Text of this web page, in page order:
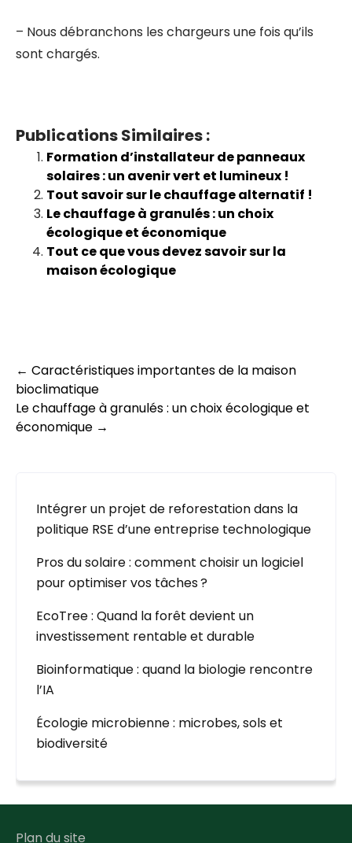
– Nous débranchons les chargeurs une fois qu’ils
sont chargés.
Publications Similaires :
Formation d’installateur de panneaux
solaires : un avenir vert et lumineux !
Tout savoir sur le chauffage alternatif !
Le chauffage à granulés : un choix
écologique et économique
Tout ce que vous devez savoir sur la
maison écologique
Post
navigation
← Caractéristiques importantes de la maison
bioclimatique
Le chauffage à granulés : un choix écologique et
économique →
Intégrer un projet de reforestation dans la
politique RSE d’une entreprise technologique
Pros du solaire : comment choisir un logiciel
pour optimiser vos tâches ?
EcoTree : Quand la forêt devient un
investissement rentable et durable
Bioinformatique : quand la biologie rencontre
l’IA
Écologie microbienne : microbes, sols et
biodiversité
Plan du site